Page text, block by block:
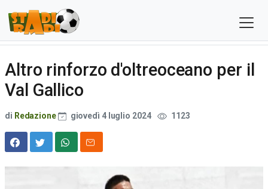
Altro rinforzo d'oltreoceano per il
Val Gallico
di Redazione giovedì 4 luglio 2024 1123